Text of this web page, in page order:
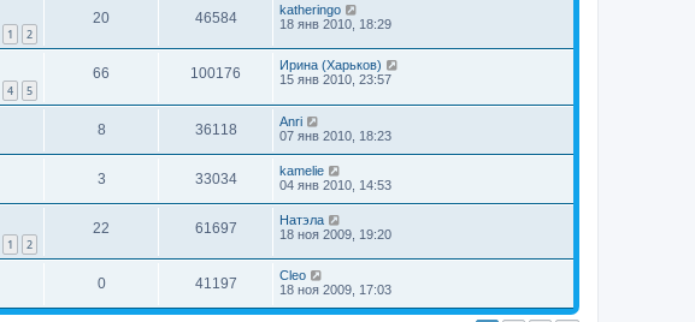
1 2
20 46584
katheringo
18 янв 2010, 18:29
4 5
66 100176
Ирина (Харьков)
15 янв 2010, 23:57
8 36118
Anri
07 янв 2010, 18:23
3 33034
kamelie
04 янв 2010, 14:53
1 2
22 61697
Натэла
18 ноя 2009, 19:20
0 41197
Cleo
18 ноя 2009, 17:03